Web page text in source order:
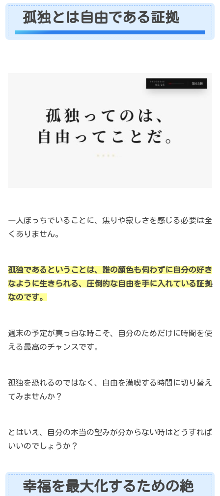
孤独とは自由である証拠
一人ぼっちでいることに、焦りや寂しさを感じる必要は全
くありません。
孤独であるということは、誰の顔色も伺わずに自分の好き
なように生きられる、圧倒的な自由を手に入れている証拠
なのです。
週末の予定が真っ白な時こそ、自分のためだけに時間を使
える最高のチャンスです。
孤独を恐れるのではなく、自由を満喫する時間に切り替え
てみませんか？
とはいえ、自分の本当の望みが分からない時はどうすれば
いいのでしょうか？
幸福を最大化するための絶